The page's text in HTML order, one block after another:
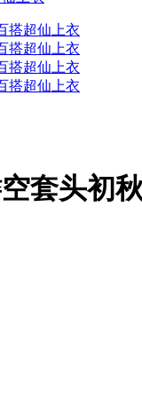
套头初